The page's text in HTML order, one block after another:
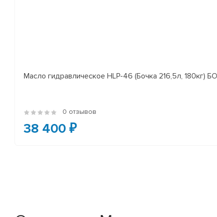
Масло гидравлическое HLP-46 (Бочка 216,5л, 180кг)
0 отзывов
38 400 ₽